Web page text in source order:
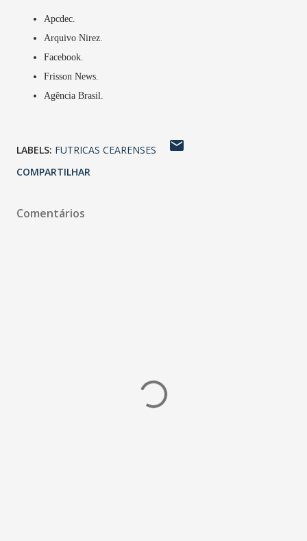
Apcdec.
Arquivo Nirez.
Facebook.
Frisson News.
Agência Brasil.
LABELS: FUTRICAS CEARENSES
COMPARTILHAR
Comentários